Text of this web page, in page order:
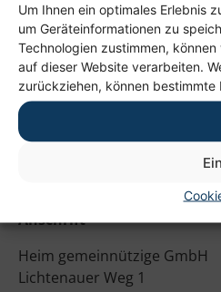
Um Ihnen ein optimales Erlebnis
um Geräteinformationen zu
Technologien zustimmen,
auf dieser Website verarbeiten.
zurückziehen, können
Anschrift
Heim gemeinnützige GmbH
Lichtenauer Weg 1